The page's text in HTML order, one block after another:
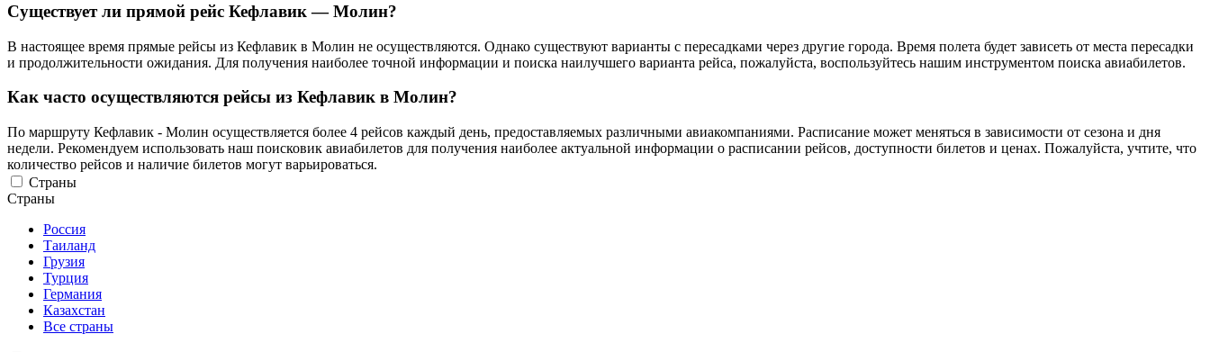
Существует ли прямой рейс Кефлавик — Молин?
В настоящее время прямые рейсы из Кефлавик в Молин не осуществляются. Однако существуют варианты с пересадками через другие города. Время полета будет зависеть от места пересадки
и продолжительности ожидания. Для получения наиболее точной информации и поиска наилучшего варианта рейса, пожалуйста, воспользуйтесь нашим инструментом поиска авиабилетов.
Как часто осуществляются рейсы из Кефлавик в Молин?
По маршруту Кефлавик - Молин осуществляется более 4 рейсов каждый день, предоставляемых различными авиакомпаниями. Расписание может меняться в зависимости от сезона и дня
недели. Рекомендуем использовать наш поисковик авиабилетов для получения наиболее актуальной информации о расписании рейсов, доступности билетов и ценах. Пожалуйста, учтите, что
количество рейсов и наличие билетов могут варьироваться.
Страны
Страны
Россия
Таиланд
Грузия
Турция
Германия
Казахстан
Все страны